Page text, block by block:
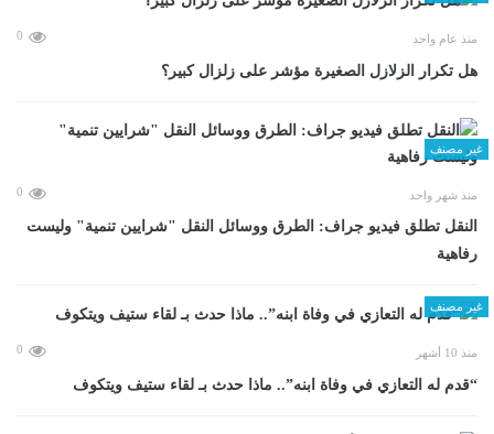
منذ عام واحد 0
هل تكرار الزلازل الصغيرة مؤشر على زلزال كبير؟
غير مصنف
منذ شهر واحد 0
​النقل تطلق فيديو جراف: الطرق ووسائل النقل "شرايين تنمية" وليست
رفاهية
غير مصنف
منذ 10 أشهر 0
“قدم له التعازي في وفاة ابنه”.. ماذا حدث بـ لقاء ستيف ويتكوف